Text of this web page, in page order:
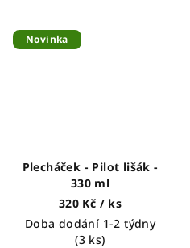
Novinka
Plecháček - Pilot lišák -
330 ml
320 Kč / ks
Doba dodání 1-2 týdny
(3 ks)